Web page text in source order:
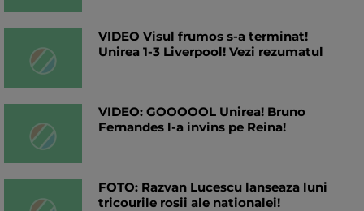
VIDEO Visul frumos s-a terminat!
Unirea 1-3 Liverpool! Vezi rezumatul
VIDEO: GOOOOOL Unirea! Bruno
Fernandes l-a invins pe Reina!
FOTO: Razvan Lucescu lanseaza luni
tricourile rosii ale nationalei!